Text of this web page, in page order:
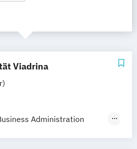
Viadrina
Administration